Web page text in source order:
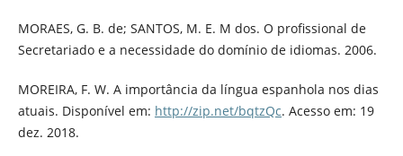
MORAES, G. B. de; SANTOS, M. E. M dos. O profissional de
Secretariado e a necessidade do domínio de idiomas. 2006.
MOREIRA, F. W. A importância da língua espanhola nos dias
atuais. Disponível em: http://zip.net/bqtzQc. Acesso em: 19
dez. 2018.